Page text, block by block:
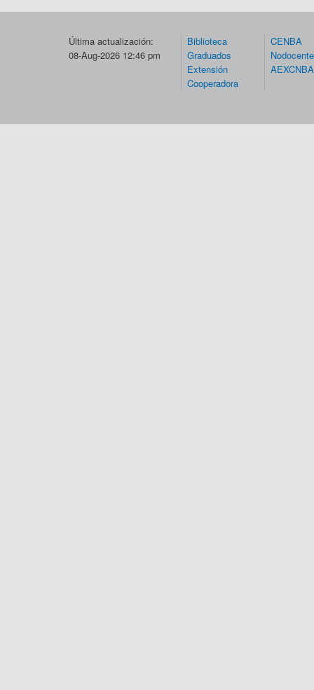
Última actualización:
08-Aug-2026 12:46 pm
Biblioteca
Graduados
Extensión
Cooperadora
CENBA
AEXCNBA